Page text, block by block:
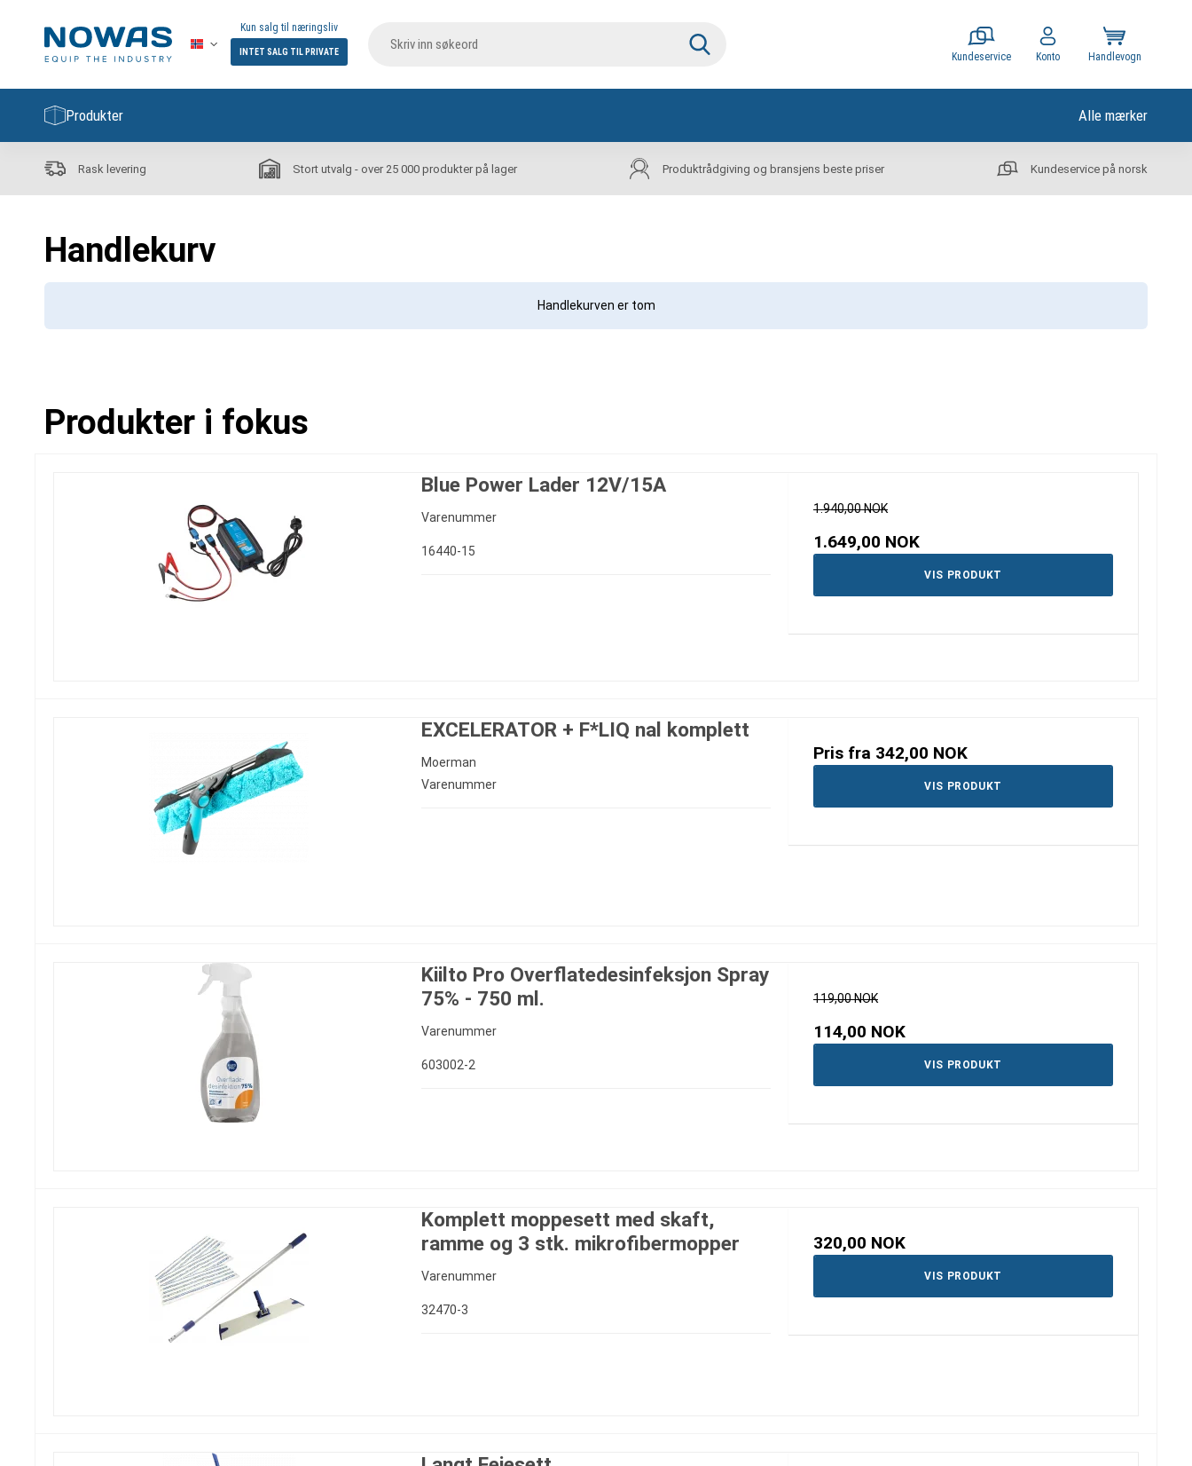
Kun salg til næringsliv
INTET SALG TIL PRIVATE Kundeservice Konto Handlevogn
Produkter Alle mærker
Rask levering Stort utvalg - over 25 000 produkter på lager Produktrådgiving og bransjens beste priser Kundeservice på norsk
Handlekurv
Handlekurven er tom
Produkter i fokus
Blue Power Lader 12V/15A
Varenummer
16440-15
1.940,00 NOK
1.649,00 NOK
VIS PRODUKT
EXCELERATOR + F*LIQ nal komplett
Moerman
Varenummer
Pris fra 342,00 NOK
VIS PRODUKT
Kiilto Pro Overflatedesinfeksjon Spray
75% - 750 ml.
Varenummer
603002-2
119,00 NOK
114,00 NOK
VIS PRODUKT
Komplett moppesett med skaft,
ramme og 3 stk. mikrofibermopper
Varenummer
32470-3
320,00 NOK
VIS PRODUKT